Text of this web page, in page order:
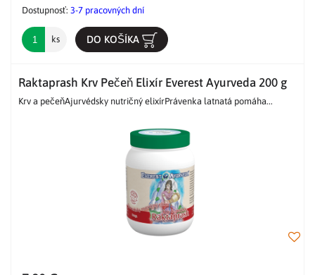
Dostupnosť: 3-7 pracovných dní
ks DO KOŠÍKA
Raktaprash Krv Pečeň Elixír Everest Ayurveda 200 g
Krv a pečeňAjurvédsky nutričný elixírPrávenka latnatá pomáha...